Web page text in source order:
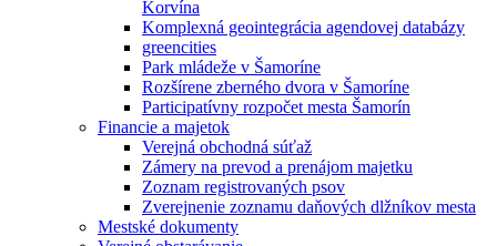
Korvína
Komplexná geointegrácia agendovej databázy
greencities
Park mládeže v Šamoríne
Rozšírene zberného dvora v Šamoríne
Participatívny rozpočet mesta Šamorín
Financie a majetok
Verejná obchodná súťaž
Zámery na prevod a prenájom majetku
Zoznam registrovaných psov
Zverejnenie zoznamu daňových dlžníkov mesta
Mestské dokumenty